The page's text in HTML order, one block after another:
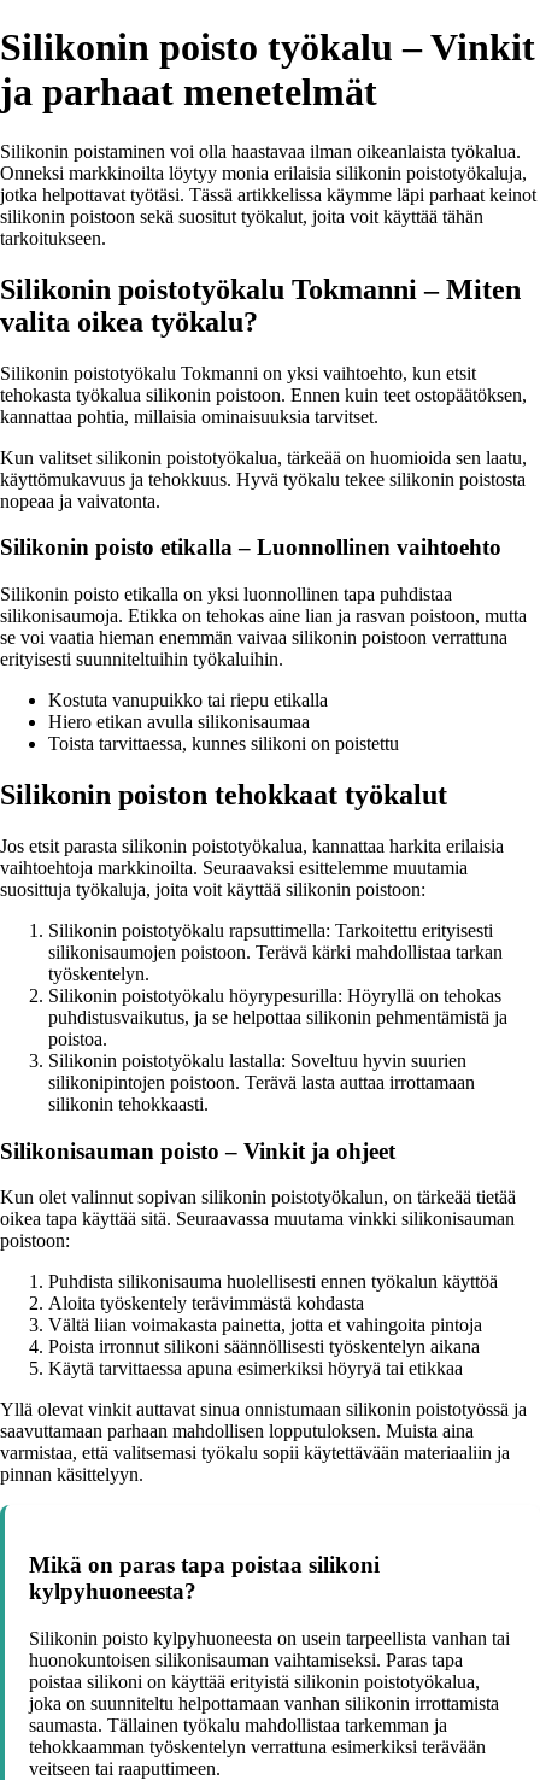
Silikonin poisto työkalu – Vinkit
ja parhaat menetelmät
Silikonin poistaminen voi olla haastavaa ilman oikeanlaista työkalua.
Onneksi markkinoilta löytyy monia erilaisia silikonin poistotyökaluja,
jotka helpottavat työtäsi. Tässä artikkelissa käymme läpi parhaat keinot
silikonin poistoon sekä suositut työkalut, joita voit käyttää tähän
tarkoitukseen.
Silikonin poistotyökalu Tokmanni – Miten
valita oikea työkalu?
Silikonin poistotyökalu Tokmanni on yksi vaihtoehto, kun etsit
tehokasta työkalua silikonin poistoon. Ennen kuin teet ostopäätöksen,
kannattaa pohtia, millaisia ominaisuuksia tarvitset.
Kun valitset silikonin poistotyökalua, tärkeää on huomioida sen laatu,
käyttömukavuus ja tehokkuus. Hyvä työkalu tekee silikonin poistosta
nopeaa ja vaivatonta.
Silikonin poisto etikalla – Luonnollinen vaihtoehto
Silikonin poisto etikalla on yksi luonnollinen tapa puhdistaa
silikonisaumoja. Etikka on tehokas aine lian ja rasvan poistoon, mutta
se voi vaatia hieman enemmän vaivaa silikonin poistoon verrattuna
erityisesti suunniteltuihin työkaluihin.
Kostuta vanupuikko tai riepu etikalla
Hiero etikan avulla silikonisaumaa
Toista tarvittaessa, kunnes silikoni on poistettu
Silikonin poiston tehokkaat työkalut
Jos etsit parasta silikonin poistotyökalua, kannattaa harkita erilaisia
vaihtoehtoja markkinoilta. Seuraavaksi esittelemme muutamia
suosittuja työkaluja, joita voit käyttää silikonin poistoon:
Silikonin poistotyökalu rapsuttimella: Tarkoitettu erityisesti
silikonisaumojen poistoon. Terävä kärki mahdollistaa tarkan
työskentelyn.
Silikonin poistotyökalu höyrypesurilla: Höyryllä on tehokas
puhdistusvaikutus, ja se helpottaa silikonin pehmentämistä ja
poistoa.
Silikonin poistotyökalu lastalla: Soveltuu hyvin suurien
silikonipintojen poistoon. Terävä lasta auttaa irrottamaan
silikonin tehokkaasti.
Silikonisauman poisto – Vinkit ja ohjeet
Kun olet valinnut sopivan silikonin poistotyökalun, on tärkeää tietää
oikea tapa käyttää sitä. Seuraavassa muutama vinkki silikonisauman
poistoon:
Puhdista silikonisauma huolellisesti ennen työkalun käyttöä
Aloita työskentely terävimmästä kohdasta
Vältä liian voimakasta painetta, jotta et vahingoita pintoja
Poista irronnut silikoni säännöllisesti työskentelyn aikana
Käytä tarvittaessa apuna esimerkiksi höyryä tai etikkaa
Yllä olevat vinkit auttavat sinua onnistumaan silikonin poistotyössä ja
saavuttamaan parhaan mahdollisen lopputuloksen. Muista aina
varmistaa, että valitsemasi työkalu sopii käytettävään materiaaliin ja
pinnan käsittelyyn.
Mikä on paras tapa poistaa silikoni
kylpyhuoneesta?
Silikonin poisto kylpyhuoneesta on usein tarpeellista vanhan tai
huonokuntoisen silikonisauman vaihtamiseksi. Paras tapa
poistaa silikoni on käyttää erityistä silikonin poistotyökalua,
joka on suunniteltu helpottamaan vanhan silikonin irrottamista
saumasta. Tällainen työkalu mahdollistaa tarkemman ja
tehokkaamman työskentelyn verrattuna esimerkiksi terävään
veitseen tai raaputtimeen.